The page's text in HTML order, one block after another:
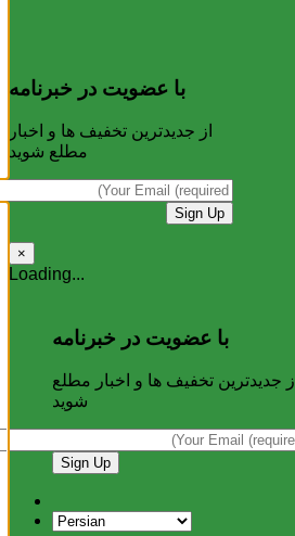
با عضویت در خبرنامه
از جدیدترین تخفیف ها و اخبار
مطلع شوید
×
Loading...
با عضویت در خبرنامه
از جدیدترین تخفیف ها و اخبار مطلع
شوید